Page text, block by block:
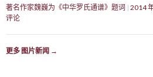
著名作家魏巍为《中华罗氏通谱》题词 2014
评论
更多 图片新闻 →